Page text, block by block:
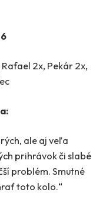
2x, Pekár 2x,
ale aj veľa
prihrávok či slabé
problém. Smutné
toto kolo.“